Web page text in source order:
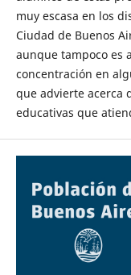
muy escasa en los
Ciudad de Buenos
aunque tampoco es
concentración en
que advierte acerca
educativas que